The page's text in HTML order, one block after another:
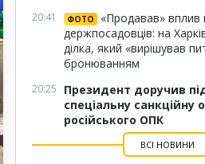
20:41 ФОТО
«Продавав» вплив
держпосадовців: на
ділка, який «вирішував
бронюванням
20:25
Президент доручив
спеціальну санкційну
російського ОПК
ВСІ НОВИНИ